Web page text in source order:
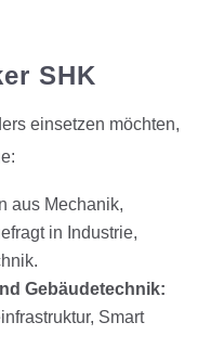
SHK
einsetzen möchten,
aus Mechanik,
in Industrie,
Gebäudetechnik:
Smart